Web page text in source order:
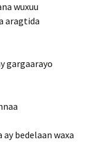
wuxuu
aragtida
gargaarayo
bedelaan waxa